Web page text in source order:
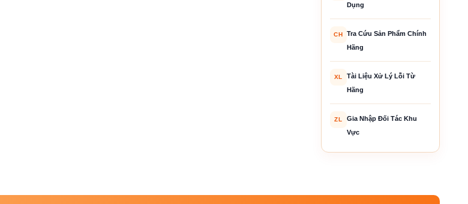
Dụng
CH
Tra Cứu Sản Phẩm Chính
Hãng
XL
Tài Liệu Xử Lý Lỗi Từ
Hãng
ZL
Gia Nhập Đối Tác Khu
Vực